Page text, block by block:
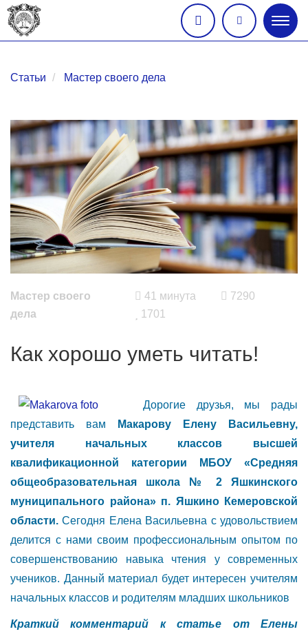
меню
Статьи Мастер своего дела
Мастер своего
дела
41 минута
7290
1701
Как хорошо уметь читать!
Дорогие друзья, мы рады
представить вам Макарову Елену Васильевну,
учителя начальных классов высшей
квалификационной категории МБОУ «Средняя
общеобразовательная школа № 2 Яшкинского
муниципального района» п. Яшкино Кемеровской
области. Сегодня Елена Васильевна с удовольствием
делится с нами своим профессиональным опытом по
совершенствованию навыка чтения у современных
учеников. Данный материал будет интересен учителям
начальных классов и родителям младших школьников
Краткий комментарий к статье от Елены